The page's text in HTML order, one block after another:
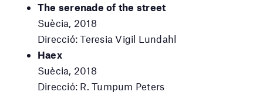
The serenade of the street
Suècia, 2018
Direcció: Teresia Vigil Lundahl
Haex
Suècia, 2018
Direcció: R. Tumpum Peters